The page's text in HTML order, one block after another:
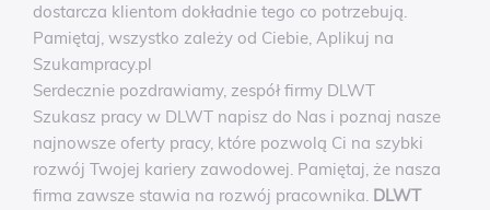
dostarcza klientom dokładnie tego co potrzebują.
Pamiętaj, wszystko zależy od Ciebie, Aplikuj na
Szukampracy.pl
Serdecznie pozdrawiamy, zespół firmy DLWT
Szukasz pracy w DLWT napisz do Nas i poznaj nasze
najnowsze oferty pracy, które pozwolą Ci na szybki
rozwój Twojej kariery zawodowej. Pamiętaj, że nasza
firma zawsze stawia na rozwój pracownika. DLWT